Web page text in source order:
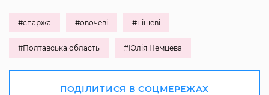
#спаржа #овочеві #нішеві
#Полтавська область #Юлія Немцева
ПОДІЛИТИСЯ В СОЦМЕРЕЖАХ